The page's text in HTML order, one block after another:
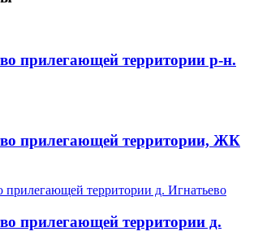
прилегающей территории р-н.
прилегающей территории, ЖК
прилегающей территории д.